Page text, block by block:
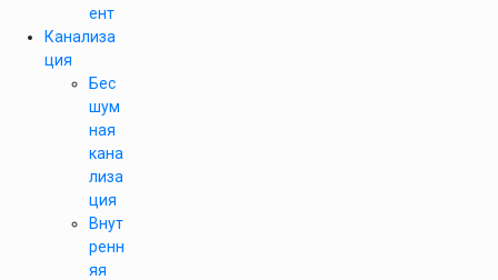
ент
Канализа
ция
Бес
шум
ная
кана
лиза
ция
Внут
ренн
яя